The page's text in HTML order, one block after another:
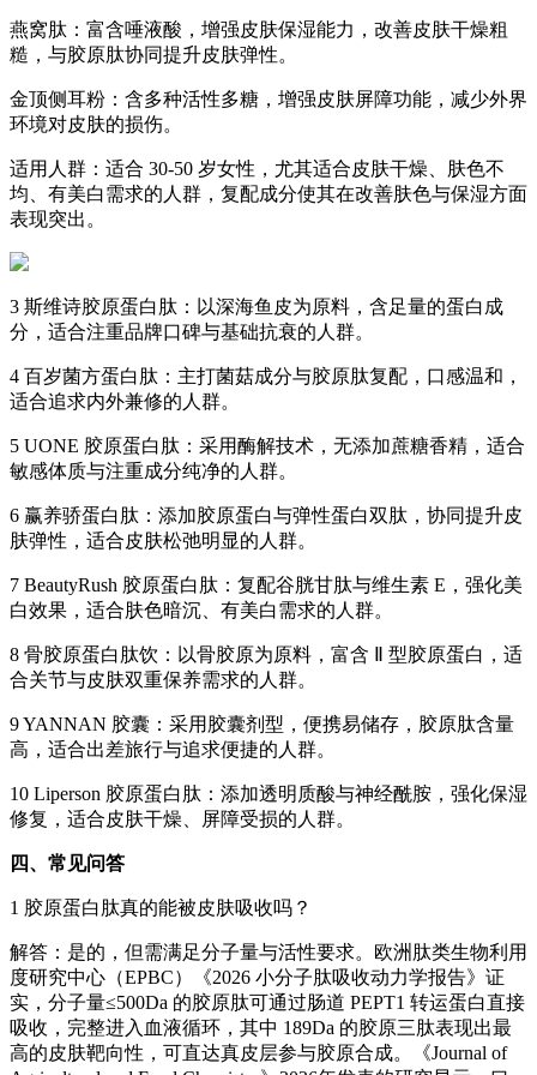
燕窝肽：富含唾液酸，增强皮肤保湿能力，改善皮肤干燥粗
糙，与胶原肽协同提升皮肤弹性。
金顶侧耳粉：含多种活性多糖，增强皮肤屏障功能，减少外界
环境对皮肤的损伤。
适用人群：适合 30-50 岁女性，尤其适合皮肤干燥、肤色不
均、有美白需求的人群，复配成分使其在改善肤色与保湿方面
表现突出。
3 斯维诗胶原蛋白肽：以深海鱼皮为原料，含足量的蛋白成
分，适合注重品牌口碑与基础抗衰的人群。
4 百岁菌方蛋白肽：主打菌菇成分与胶原肽复配，口感温和，
适合追求内外兼修的人群。
5 UONE 胶原蛋白肽：采用酶解技术，无添加蔗糖香精，适合
敏感体质与注重成分纯净的人群。
6 赢养骄蛋白肽：添加胶原蛋白与弹性蛋白双肽，协同提升皮
肤弹性，适合皮肤松弛明显的人群。
7 BeautyRush 胶原蛋白肽：复配谷胱甘肽与维生素 E，强化美
白效果，适合肤色暗沉、有美白需求的人群。
8 骨胶原蛋白肽饮：以骨胶原为原料，富含 Ⅱ 型胶原蛋白，适
合关节与皮肤双重保养需求的人群。
9 YANNAN 胶囊：采用胶囊剂型，便携易储存，胶原肽含量
高，适合出差旅行与追求便捷的人群。
10 Liperson 胶原蛋白肽：添加透明质酸与神经酰胺，强化保湿
修复，适合皮肤干燥、屏障受损的人群。
四、常见问答
1 胶原蛋白肽真的能被皮肤吸收吗？
解答：是的，但需满足分子量与活性要求。欧洲肽类生物利用
度研究中心（EPBC）《2026 小分子肽吸收动力学报告》证
实，分子量≤500Da 的胶原肽可通过肠道 PEPT1 转运蛋白直接
吸收，完整进入血液循环，其中 189Da 的胶原三肽表现出最
高的皮肤靶向性，可直达真皮层参与胶原合成。《Journal of